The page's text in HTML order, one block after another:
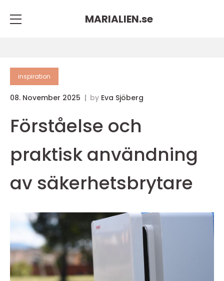
MARIALIEN.se
inspiration
08. November 2025 by Eva Sjöberg
Förståelse och
praktisk användning
av säkerhetsbrytare